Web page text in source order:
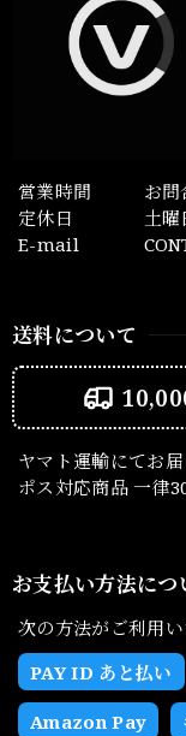
営業時間
お
定休日
土曜
E-mail
送料について
ヤマト運輸にてお
ポス対応商品 一律
お支払い方法につ
次の方法がご利用い
PAY ID あと払い
Amazon Pay